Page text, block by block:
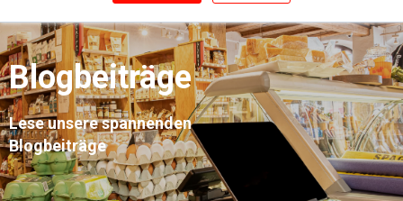
Blogbeiträge
Lese unsere spannenden
Blogbeiträge